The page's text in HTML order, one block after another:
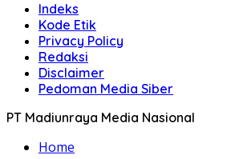
Indeks
Kode Etik
Privacy Policy
Redaksi
Disclaimer
Pedoman Media Siber
PT Madiunraya Media Nasional
Home